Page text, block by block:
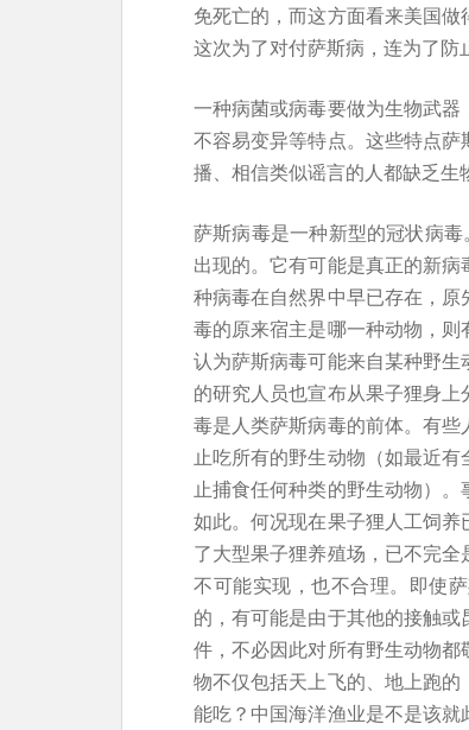
免死亡的，而这方面看来美国
这次为了对付萨斯病，连为了防
一种病菌或病毒要做为生物武器
不容易变异等特点。这些特点
播、相信类似谣言的人都缺乏生
萨斯病毒是一种新型的冠状病
出现的。它有可能是真正的新
种病毒在自然界中早已存在，
毒的原来宿主是哪一种动物，
认为萨斯病毒可能来自某种野
的研究人员也宣布从果子狸身
毒是人类萨斯病毒的前体。有
止吃所有的野生动物（如最近
止捕食任何种类的野生动物）
如此。何况现在果子狸人工饲
了大型果子狸养殖场，已不完
不可能实现，也不合理。即使
的，有可能是由于其他的接触
件，不必因此对所有野生动物
物不仅包括天上飞的、地上跑
能吃？中国海洋渔业是不是该